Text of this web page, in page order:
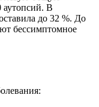
В
до 32 %. До
бессимптомное